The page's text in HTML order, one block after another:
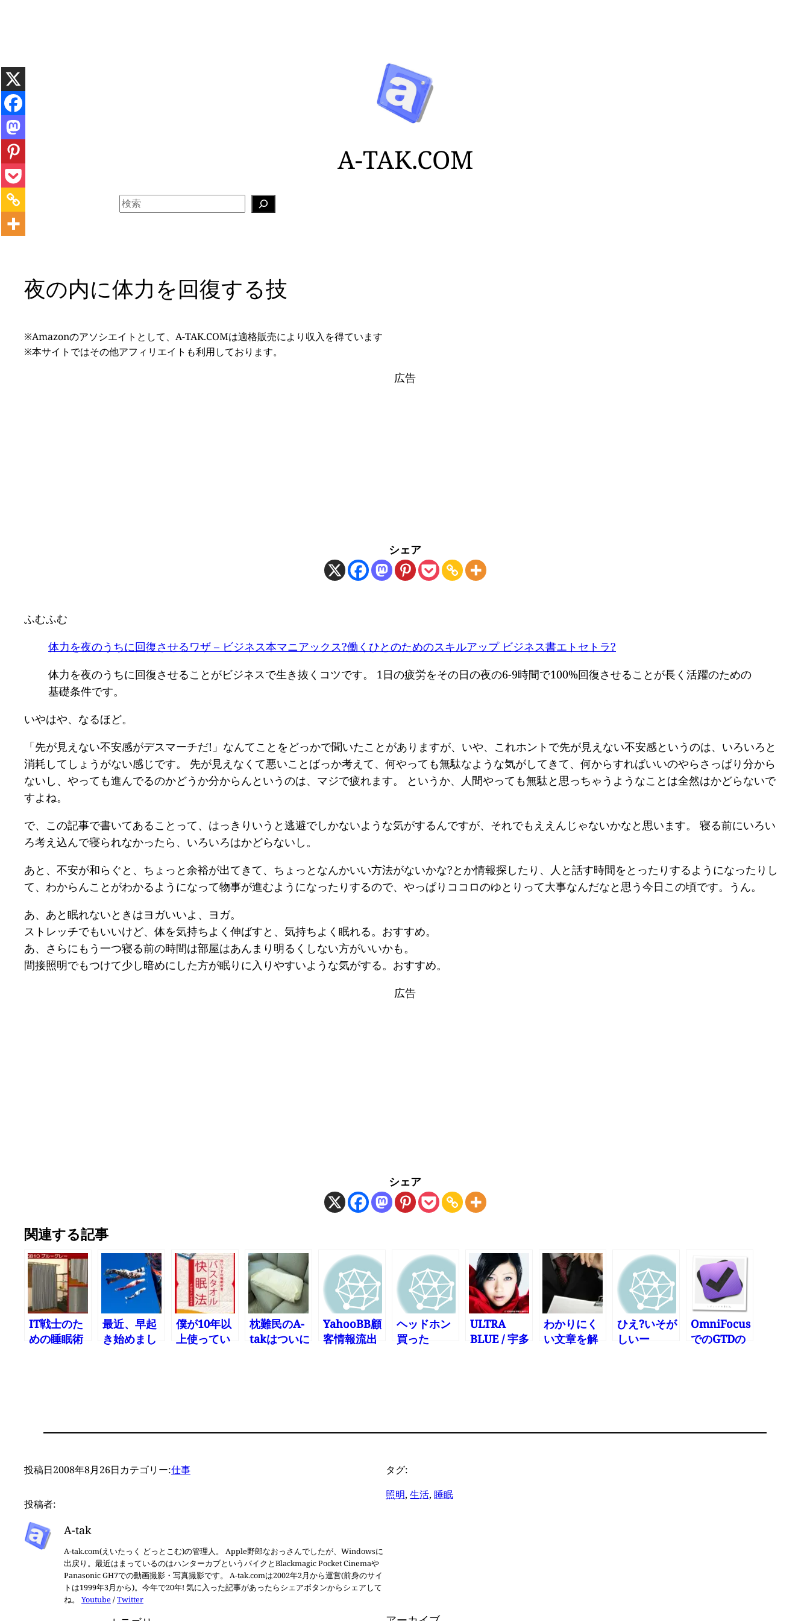
ス
キ
ッ
プ
A-TAK.COM
夜の内に体力を回復する技
※Amazonのアソシエイトとして、A-TAK.COMは適格販売により収入を得ています
※本サイトではその他アフィリエイトも利用しております。
広告
シェア
ふむふむ
体力を夜のうちに回復させるワザ – ビジネス本マニアックス?働くひとのためのスキルアップ ビジネス書エトセトラ?
体力を夜のうちに回復させることがビジネスで生き抜くコツです。 1日の疲労をその日の夜の6-9時間で100%回復させることが長く活躍のための
基礎条件です。
いやはや、なるほど。
「先が見えない不安感がデスマーチだ!」なんてことをどっかで聞いたことがありますが、いや、これホントで先が見えない不安感というのは、いろいろと
消耗してしょうがない感じです。 先が見えなくて悪いことばっか考えて、何やっても無駄なような気がしてきて、何からすればいいのやらさっぱり分から
ないし、やっても進んでるのかどうか分からんというのは、マジで疲れます。 というか、人間やっても無駄と思っちゃうようなことは全然はかどらないで
すよね。
で、この記事で書いてあることって、はっきりいうと逃避でしかないような気がするんですが、それでもええんじゃないかなと思います。 寝る前にいろい
ろ考え込んで寝られなかったら、いろいろはかどらないし。
あと、不安が和らぐと、ちょっと余裕が出てきて、ちょっとなんかいい方法がないかな?とか情報探したり、人と話す時間をとったりするようになったりし
て、わからんことがわかるようになって物事が進むようになったりするので、やっぱりココロのゆとりって大事なんだなと思う今日この頃です。うん。
あ、あと眠れないときはヨガいいよ、ヨガ。
ストレッチでもいいけど、体を気持ちよく伸ばすと、気持ちよく眠れる。おすすめ。
あ、さらにもう一つ寝る前の時間は部屋はあんまり明るくしない方がいいかも。
間接照明でもつけて少し暗めにした方が眠りに入りやすいような気がする。おすすめ。
広告
シェア
関連する記事
IT戦士のた
めの睡眠術
最近、早起
き始めまし
僕が10年以
上使ってい
枕難民のA-
takはついに
YahooBB顧
客情報流出
ヘッドホン
買った
ULTRA
BLUE / 宇多
わかりにく
い文章を解
ひえ?いそが
しいー
OmniFocus
でのGTDの
投稿日2008年8月26日カテゴリー:仕事
投稿者:
A-tak
A-tak.com(えいたっく どっとこむ)の管理人。 Apple野郎なおっさんでしたが、Windowsに
出戻り。最近はまっているのはハンターカブというバイクとBlackmagic Pocket Cinemaや
Panasonic GH7での動画撮影・写真撮影です。 A-tak.comは2002年2月から運営(前身のサイ
トは1999年3月から)。今年で20年! 気に入った記事があったらシェアボタンからシェアして
ね。 Youtube /Twitter
タグ:
照明, 生活, 睡眠